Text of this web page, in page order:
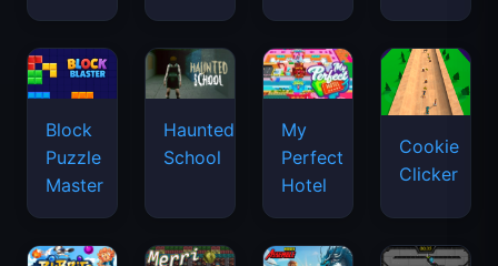
Block
Puzzle
Master
Haunted
School
My
Perfect
Hotel
Cookie
Clicker